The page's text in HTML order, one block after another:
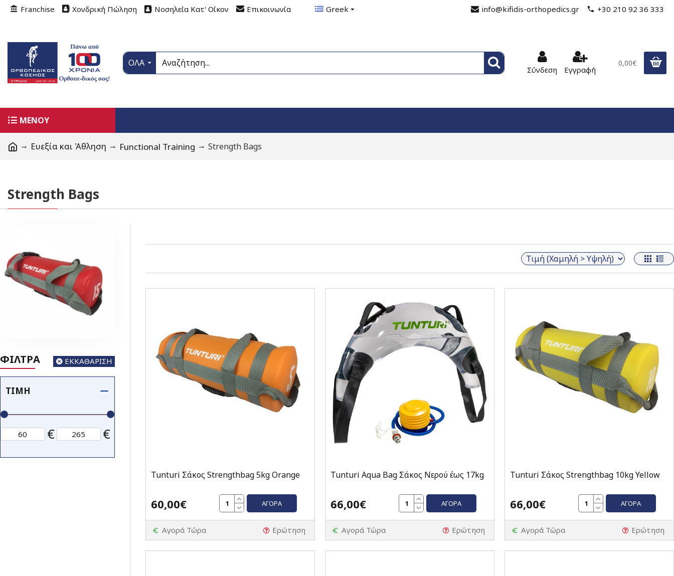
Franchise Χονδρική Πώληση Νοσηλεία Κατ' Οίκον Επικοινωνία Greek info@kifidis-orthopedics.gr +30 210 92 36 333
ΟΛΑ
Σύνδεση Εγγραφή
0,00€
ΜΕΝΟΥ
Ευεξία και Άθληση Functional Training Strength Bags
Strength Bags
ΦΙΛΤΡΑ ΕΚΚΑΘΑΡΙΣΗ
ΤΙΜΉ
€ €
Tunturi Σάκος Strengthbag 5kg Orange
60,00€ ΑΓΟΡΆ
Αγορά Τώρα Ερώτηση
Tunturi Aqua Bag Σάκος Νερού έως 17kg
66,00€ ΑΓΟΡΆ
Αγορά Τώρα Ερώτηση
Tunturi Σάκος Strengthbag 10kg Yellow
66,00€ ΑΓΟΡΆ
Αγορά Τώρα Ερώτηση